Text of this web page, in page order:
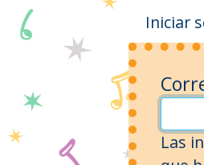
Iniciar
Las